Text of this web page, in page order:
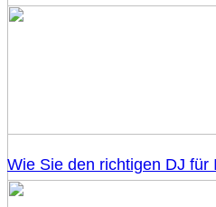
Wie Sie den richtigen DJ für